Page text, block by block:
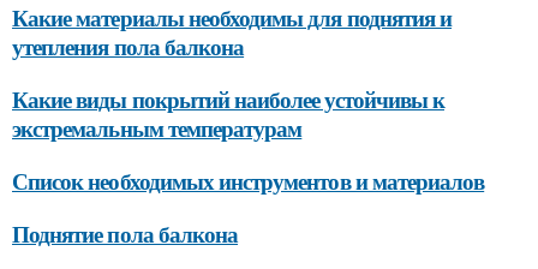
Какие материалы необходимы для поднятия и
утепления пола балкона
Какие виды покрытий наиболее устойчивы к
экстремальным температурам
Список необходимых инструментов и материалов
Поднятие пола балкона